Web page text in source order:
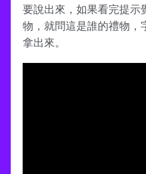
要說出來，如果看完提示
物，就問這是誰的禮物，
拿出來。